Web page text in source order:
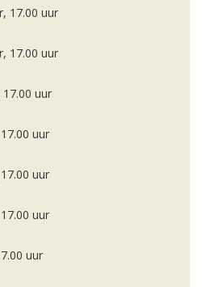
17.00 uur
17.00 uur
uur
uur
uur
uur
uur